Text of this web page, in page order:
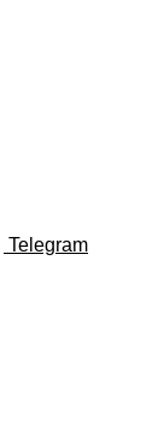
Telegram